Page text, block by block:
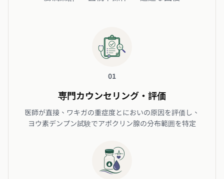
01
専門カウンセリング・評価
医師が直接、ワキガの重症度とにおいの原因を評価し、
ヨウ素デンプン試験でアポクリン腺の分布範囲を特定